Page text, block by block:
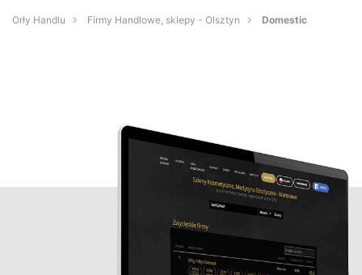
Orły Handlu Firmy Handlowe, sklepy - Olsztyn Domestic